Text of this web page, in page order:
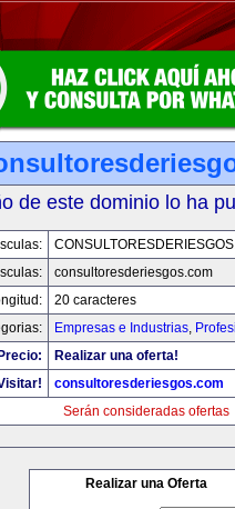
de este dominio lo ha
consultoresderiesgos.com
20 caracteres
Empresas e Industrias,
Precio:
Realizar una oferta!
consultoresderiesgos.com
Serán consideradas ofertas
Realizar una Oferta